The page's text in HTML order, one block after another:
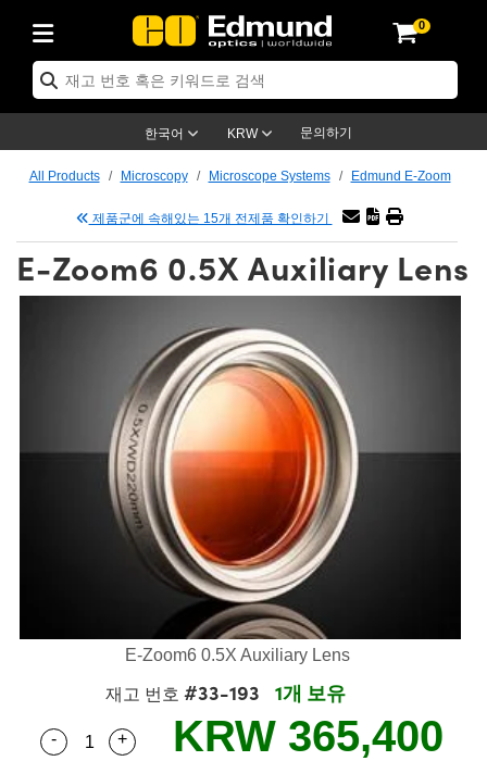
0
한국어 KRW 문의하기
Optics
Mounts
and Electronics
Lenses
Mount Lenses)
Magnification Lenses
and Advanced Photography
Cameras
Cameras™
and Optomechanics
Cameras
트 & 조명
Targets
& Stage Micrometers
Test Targets
& Detection
Solutions
and Electronics
Roughness Standards
& Production
Tools
By Application
Tomography
By Brand
Products
품
Detection
Products
Products
Targets
and Detection
All Products Microscopy Microscope Systems Edmund E-Zoom
제품군에 속해있는 15개 전제품 확인하기
E-Zoom6 0.5X Auxiliary Lens
E-Zoom6 0.5X Auxiliary Lens
재고 번호 #33-193 1개 보유
Quantity Selector
- Use the plus and minus buttons to adjust the
+ KRW 365,400